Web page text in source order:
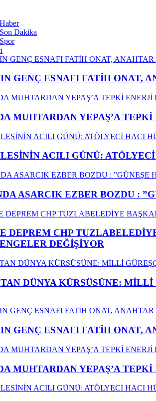
Dakika
GENÇ ESNAFI FATİH ONAT,
MUHTARDAN YEPAŞ’A
ACILI GÜNÜ:
ASARCIK EZBER BOZDU :
DEPREM CHP
DEĞİŞİYOR
DÜNYA KÜRSÜSÜNE:
GENÇ ESNAFI FATİH ONAT,
MUHTARDAN YEPAŞ’A